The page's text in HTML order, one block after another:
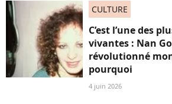
CULTURE
C’est l’une des
vivantes : Nan
révolutionné
pourquoi
4 juin 2026